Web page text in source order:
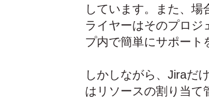
しています。また、
ライヤーはそのプロジ
プ内で簡単にサポート
しかしながら、Jiraだ
はリソースの割り当て